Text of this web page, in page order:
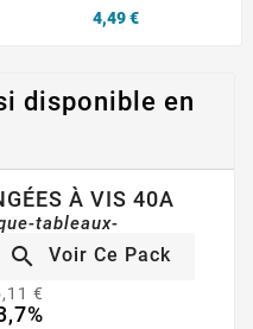
4,49 €
disponible en
À VIS 40A
tableaux-
 Voir Ce Pack
€